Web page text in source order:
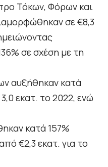
Τόκων, Φόρων και
σε €8,3
σε σχέση με τη
αυξήθηκαν κατά
εκατ. το 2022, ενώ
κατά 157%
€2,3 εκατ. για το